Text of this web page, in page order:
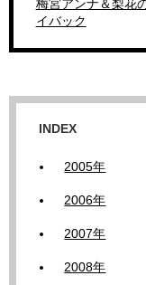
梅宮アンナ＆梨花
イバック
INDEX
2005年
2006年
2007年
2008年